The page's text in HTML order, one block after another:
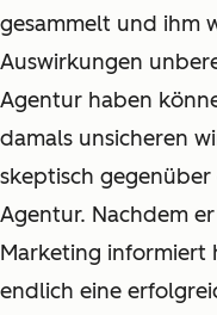
gesammelt und ihm
Auswirkungen
Agentur haben
damals unsicheren
skeptisch
Agentur. Nachdem
Marketing informiert
endlich eine